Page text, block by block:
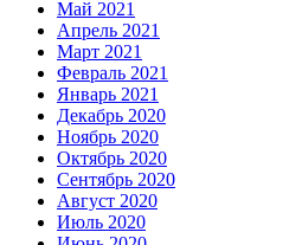
Май 2021
Апрель 2021
Март 2021
Февраль 2021
Январь 2021
Декабрь 2020
Ноябрь 2020
Октябрь 2020
Сентябрь 2020
Август 2020
Июль 2020